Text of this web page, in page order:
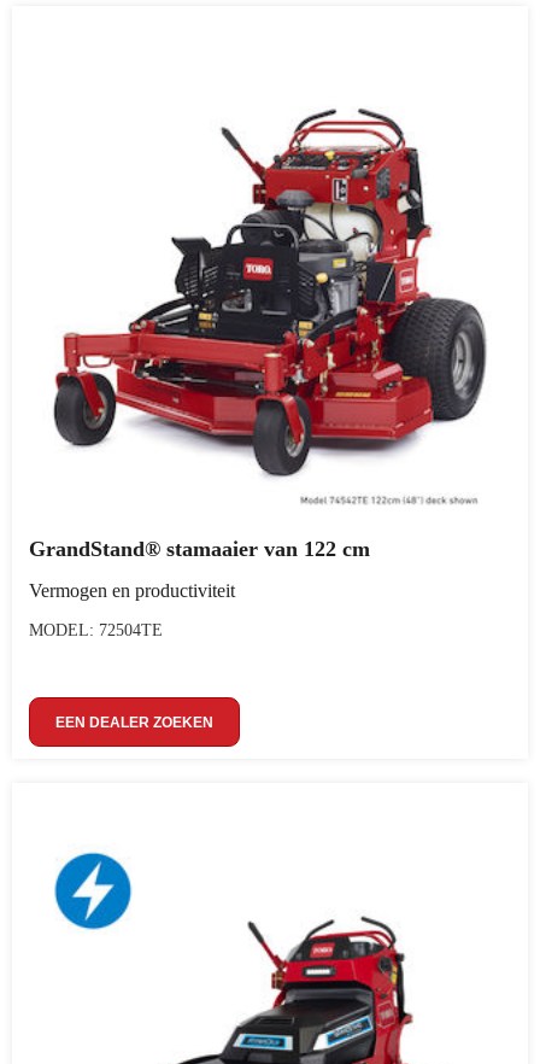
GrandStand® stamaaier van 122 cm
Vermogen en productiviteit
MODEL: 72504TE
EEN DEALER ZOEKEN